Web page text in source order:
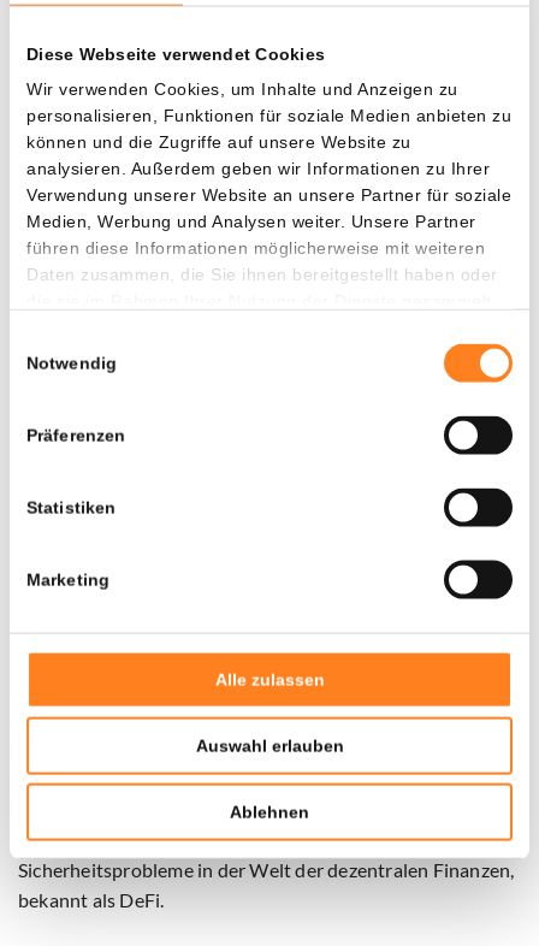
Diese Webseite verwendet Cookies
Wir verwenden Cookies, um Inhalte und Anzeigen zu
personalisieren, Funktionen für soziale Medien anbieten zu
können und die Zugriffe auf unsere Website zu
analysieren. Außerdem geben wir Informationen zu Ihrer
Verwendung unserer Website an unsere Partner für soziale
Medien, Werbung und Analysen weiter. Unsere Partner
führen diese Informationen möglicherweise mit weiteren
Daten zusammen, die Sie ihnen bereitgestellt haben oder
Notwendig
Präferenzen
Statistiken
Marketing
Alle zulassen
Auswahl erlauben
Ablehnen
Millionen H-Tokens freigegeben. Das entspricht rund 9,4 %
Millionen Dollar dargestellt.
Investoren befürchten, dass diese zusätzlichen Tokens für
weiteren Verkaufsdruck sorgen könnten, während das
Vertrauen in das Projekt bereits belastet ist.
Der Hack sorgte auch für Diskussionen innerhalb der
Kryptogemeinschaft. Der Blockchain-Analyst ZachXBT
schlug zunächst vor, dass das Ereignis möglicherweise mit
verdächtigen Aktivitäten eines Market Makers in
Nach weiterer Untersuchung zog er diese Schlussfolgerung
Transaktionen und die Kompromittierung des privaten
Schlüssels zwei getrennte Ereignisse zu sein, die
wahrscheinlich nicht miteinander verbunden sind.
Erneuter schwerer Schlag für DeFi
Der Angriff auf Humanity Protocol unterstreicht erneut die
Sicherheitsprobleme in der Welt der dezentralen Finanzen,
bekannt als DeFi.